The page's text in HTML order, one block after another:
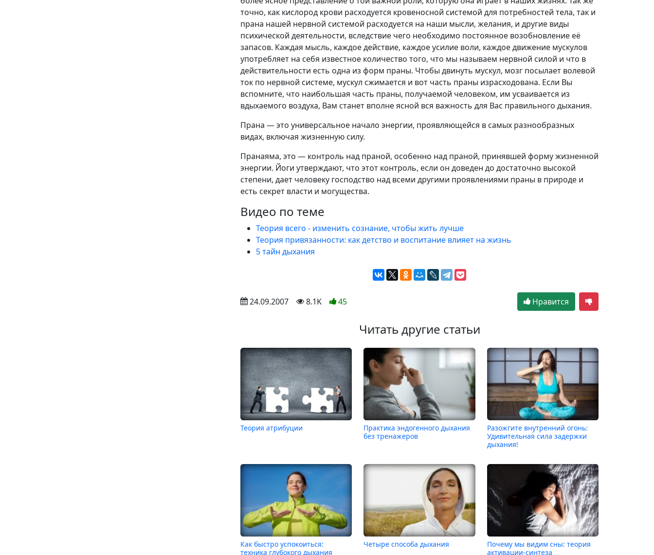
точно, как кислород крови расходуется кровеносной системой для потребностей тела, так и
прана нашей нервной системой расходуется на наши мысли, желания, и другие виды
психической деятельности, вследствие чего необходимо постоянное возобновление её
запасов. Каждая мысль, каждое действие, каждое усилие воли, каждое движение мускулов
употребляет на себя известное количество того, что мы называем нервной силой и что в
действительности есть одна из форм праны. Чтобы двинуть мускул, мозг посылает волевой
ток по нервной системе, мускул сжимается и вот часть праны израсходована. Если Вы
вспомните, что наибольшая часть праны, получаемой человеком, им усваивается из
вдыхаемого воздуха, Вам станет вполне ясной вся важность для Вас правильного дыхания.
Прана — это универсальное начало энергии, проявляющейся в самых разнообразных
видах, включая жизненную силу.
Пранаяма, это — контроль над праной, особенно над праной, принявшей форму жизненной
энергии. Йоги утверждают, что этот контроль, если он доведен до достаточно высокой
степени, дает человеку господство над всеми другими проявлениями праны в природе и
есть секрет власти и могущества.
Видео по теме
Теория всего - изменить сознание, чтобы жить лучше
Теория привязанности: как детство и воспитание влияет на жизнь
5 тайн дыхания
24.09.2007 8.1K 45 Нравится
Читать другие статьи
Теория атрибуции
Практика эндогенного дыхания
без тренажеров
Разожгите внутренний огонь:
Удивительная сила задержки
дыхания!
Как быстро успокоиться:
техника глубокого дыхания
Четыре способа дыхания
Почему мы видим сны: теория
активации-синтеза